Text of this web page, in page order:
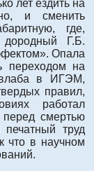
лет ездить на
и сменить
где,
Г.Б.
Опала
переходом на
в ИГЭМ,
правил,
работал
перед смертью
труд
что в научном